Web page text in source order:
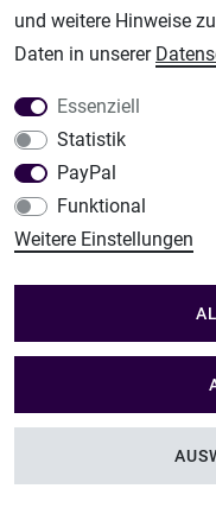
Küchen Zubehör - Haus/
und weitere Hinweise
Daten in unserer
Essenziell
Statistik
PayPal
Funktional
Weitere Einstellungen